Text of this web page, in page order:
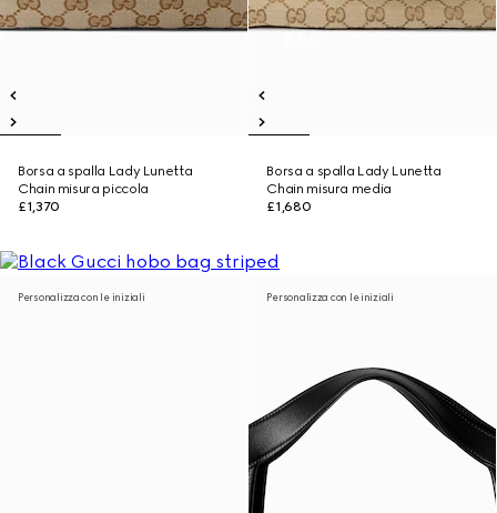
Borsa a spalla Lady Lunetta
Chain misura piccola
£1,370
Borsa a spalla Lady Lunetta
Chain misura media
£1,680
Personalizza con le iniziali Personalizza con le iniziali